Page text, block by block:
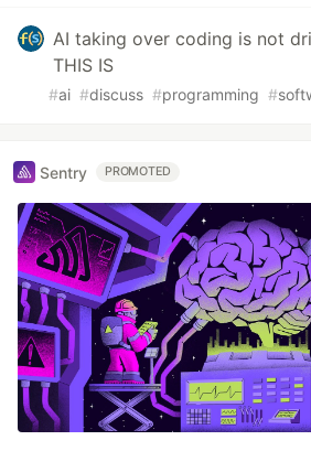
AI taking over coding is not
THIS IS
#ai #discuss #programming #
Sentry PROMOTED